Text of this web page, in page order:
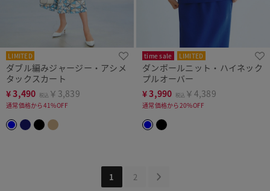
LIMITED
ダブル編みジャージー・アシメ
タックスカート
¥3,490 税込 ￥3,839
通常価格から41%OFF
time sale LIMITED
ダンボールニット・ハイネック
プルオーバー
¥3,990 税込 ￥4,389
通常価格から20%OFF
1 2